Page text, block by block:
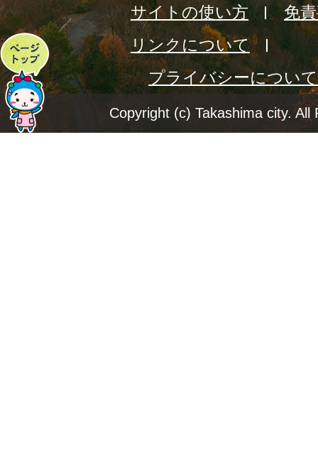
ペ
ー
ジ
サイトの使い方
免
リンクについて
プライバシーについて
Copyright (c) Takashima city. All